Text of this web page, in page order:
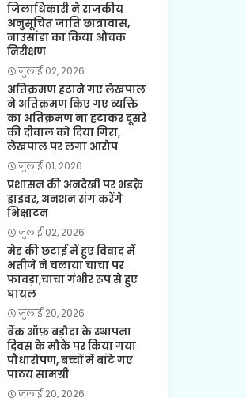
जिलाधिकारी ने राजकीय
अनुसूचित जाति छात्रावास,
नाउसांडा का किया औचक
निरीक्षण
जुलाई 02, 2026
अतिक्रमण हटाने गए लेखपाल
ने अतिक्रमण किए गए व्यक्ति
का अतिक्रमण ना हटाकर दूसरे
की दीवाल को दिया गिरा,
लेखपाल पर लगा आरोप
जुलाई 01, 2026
प्रशासन की अनदेखी पर भडक़े
ड्राइवर, अनशन संग करेंगे
भिक्षाटन
जुलाई 02, 2026
मेड की छटाई में हुए विवाद में
भतीजे ने चलाया चाचा पर
फावड़ा,चाचा गंभीर रूप से हुए
घायल
जुलाई 20, 2026
बैंक ऑफ़ बड़ौदा के स्थापना
दिवस के मौके पर किया गया
पौधारोपण, बच्चों में बांटे गए
पाठय सामग्री
जुलाई 20, 2026